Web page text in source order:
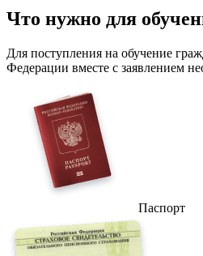
Что нужно для
Для поступления на обучение
Федерации вместе с заявлением
Паспорт